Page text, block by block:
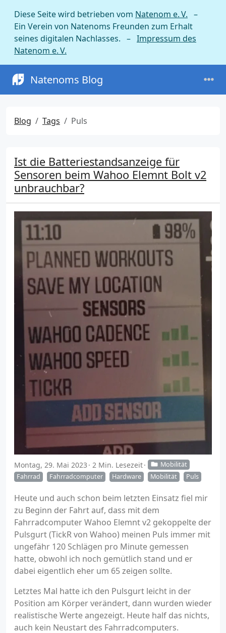
Diese Seite wird betrieben vom Natenom e. V. –
Ein Verein von Natenoms Freunden zum Erhalt
seines digitalen Nachlasses. – Impressum des
Natenom e. V.
Natenoms Blog
Blog Tags Puls
Ist die Batteriestandsanzeige für
Sensoren beim Wahoo Elemnt Bolt v2
unbrauchbar?
Montag, 29. Mai 2023 2 Min. Lesezeit
Mobilität
Fahrrad
Fahrradcomputer Hardware Mobilität Puls
Heute und auch schon beim letzten Einsatz fiel mir
zu Beginn der Fahrt auf, dass mit dem
Fahrradcomputer Wahoo Elemnt v2 gekoppelte der
Pulsgurt (TickR von Wahoo) meinen Puls immer mit
ungefähr 120 Schlägen pro Minute gemessen
hatte, obwohl ich noch gemütlich stand und er
dabei eigentlich eher um 65 zeigen sollte.
Letztes Mal hatte ich den Pulsgurt leicht in der
Position am Körper verändert, dann wurden wieder
realistische Werte angezeigt. Heute half das nichts,
auch kein Neustart des Fahrradcomputers.